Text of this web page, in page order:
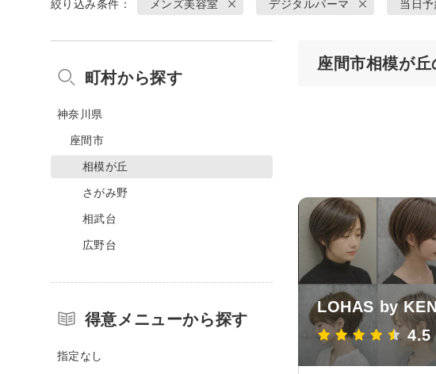
絞り込み条件： メンズ美容室 デジタルパーマ 当日
座間市相模が
LOHAS by
4.5
町村から探す
神奈川県
座間市
相模が丘
さがみ野
相武台
広野台
得意メニューから探す
指定なし